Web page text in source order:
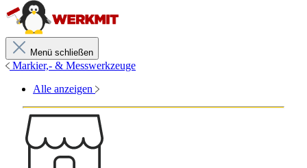
Menü schließen
Markier,- & Messwerkzeuge
Alle anzeigen